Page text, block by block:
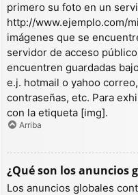
primero su foto en un
http://www.ejemplo.com/
imágenes que se
servidor de acceso
encuentren guardadas
e.j. hotmail o yahoo
contraseñas, etc. Para
con la etiqueta [img].
Arriba
¿Qué son los anuncios
Los anuncios globales